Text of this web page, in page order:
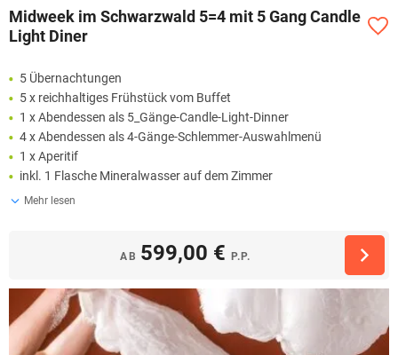
Midweek im Schwarzwald 5=4 mit 5 Gang Candle
Light Diner
5 Übernachtungen
5 x reichhaltiges Frühstück vom Buffet
1 x Abendessen als 5_Gänge-Candle-Light-Dinner
4 x Abendessen als 4-Gänge-Schlemmer-Auswahlmenü
1 x Aperitif
inkl. 1 Flasche Mineralwasser auf dem Zimmer
Mehr lesen
AB 599,00 € P.P.